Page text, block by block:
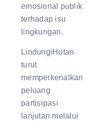
emosional publik
terhadap isu
lingkungan.
LindungiHutan
turut
memperkenalkan
peluang
partisipasi
lanjutan melalui